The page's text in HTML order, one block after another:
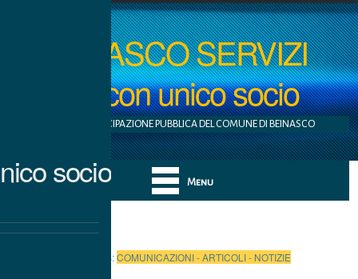
BEINASCO SERVIZI
S.r.l. con unico socio
AZIENDA A PARTECIPAZIONE PUBBLICA DEL COMUNE DI BEINASCO
Menu
socio
Categories:COMUNICAZIONI - ARTICOLI - NOTIZIE